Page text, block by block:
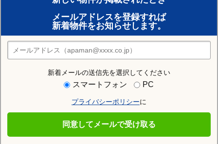
メールアドレスを登録すれば
新着物件をお知らせします。
新着メールの送信先を選択してください
スマートフォン PC
プライバシーポリシーに
同意してメールで受け取る
賃貸のプロがお部屋探し！
おまかせ物件リクエスト
住みたい街の店舗を探す
店舗検索
住む街研究所で青森市の情報を見る
青森市の施設一覧